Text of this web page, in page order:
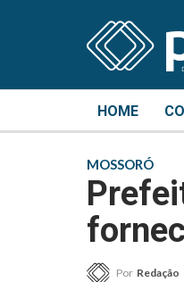
HOME
MOSSORÓ
Por Redação